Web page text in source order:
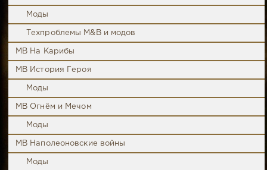
Моды
Техпроблемы M&B и модов
MB На Карибы
MB История Героя
Моды
MB Огнём и Мечом
Моды
MB Наполеоновские войны
Моды